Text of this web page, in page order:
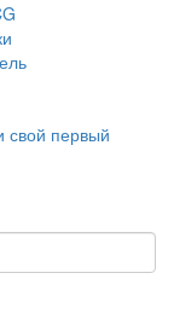
свой первый